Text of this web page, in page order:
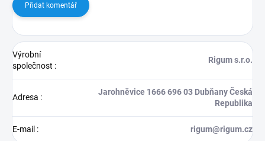
Přidat komentář
Výrobní
společnost :
Rigum s.r.o.
Adresa :
Jarohněvice 1666 696 03 Dubňany Česká
Republika
E-mail : rigum@rigum.cz